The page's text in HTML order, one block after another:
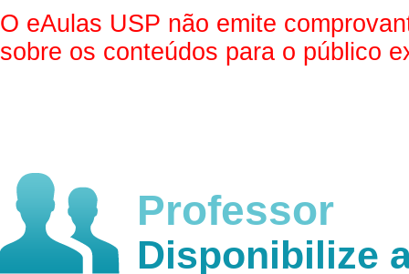
O eAulas USP não emite
sobre os conteúdos para o público
Professor
Disponibilize